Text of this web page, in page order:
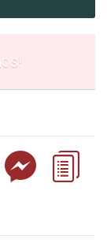
prainha;